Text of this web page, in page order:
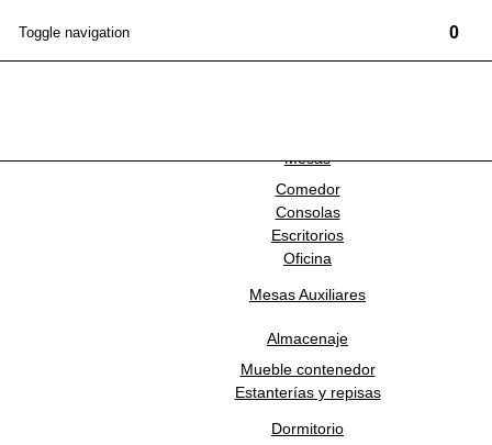
0
Toggle navigation
Mesas
Comedor
Consolas
Escritorios
Oficina
Mesas Auxiliares
Almacenaje
Mueble contenedor
Estanterías y repisas
Dormitorio
Banco Bajo Carlotta
NEWSLETTER